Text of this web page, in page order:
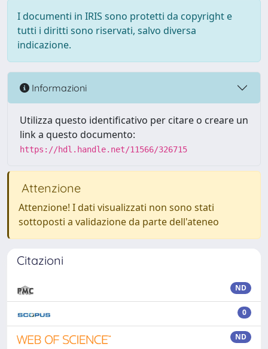
I documenti in IRIS sono protetti da copyright e
tutti i diritti sono riservati, salvo diversa
indicazione.
Informazioni
Utilizza questo identificativo per citare o creare un
link a questo documento:
https://hdl.handle.net/11566/326715
Attenzione
Attenzione! I dati visualizzati non sono stati
sottoposti a validazione da parte dell'ateneo
Citazioni
ND
0
ND